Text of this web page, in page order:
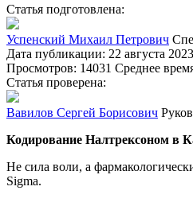
Статья подготовлена:
Успенский Михаил Петрович
Дата публикации: 22 августа 2023
Просмотров: 14031 Среднее
Статья проверена:
Вавилов Сергей Борисович
Кодирование Налтрексоном в
Не сила воли, а
Sigma.